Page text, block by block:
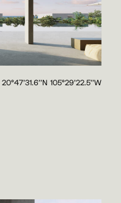
20°47'31.6''N 105°29'22.5''W